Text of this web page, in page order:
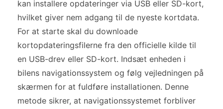
kan installere opdateringer via USB eller SD-kort,
hvilket giver nem adgang til de nyeste kortdata.
For at starte skal du downloade
kortopdateringsfilerne fra den officielle kilde til
en USB-drev eller SD-kort. Indsæt enheden i
bilens navigationssystem og følg vejledningen på
skærmen for at fuldføre installationen. Denne
metode sikrer, at navigationssystemet forbliver